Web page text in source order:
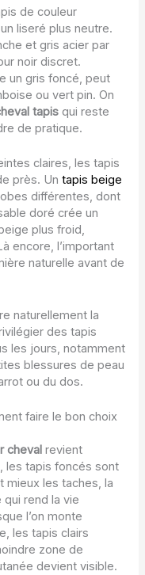
de couleur
liseré plus neutre.
et gris acier par
noir discret.
un gris foncé, peut
ou vert pin. On
tapis qui reste
de pratique.
claires, les tapis
près. Untapis beige
différentes, dont
doré crée un
plus froid,
encore, l’important
naturelle avant de
naturellement la
des tapis
les jours, notamment
blessures de peau
ou du dos.
faire le bon choix
cheval revient
les tapis foncés sont
mieux les taches, la
rend la vie
l’on monte
les tapis clairs
zone de
devient visible.